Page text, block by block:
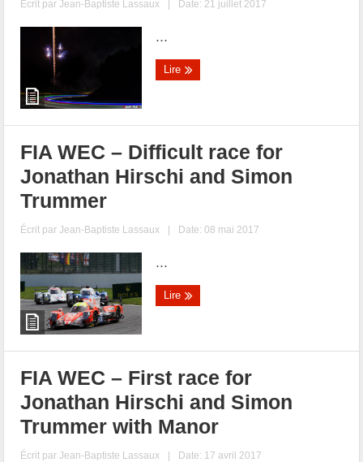
Écrit parJean-Baptiste Lassaux | Date: 21 juillet 2017
...
Lire
FIA WEC – Difficult race for
Jonathan Hirschi and Simon
Trummer
Écrit parJean-Baptiste Lassaux | Date: 08 mai 2017
...
Lire
FIA WEC – First race for
Jonathan Hirschi and Simon
Trummer with Manor
Écrit parJean-Baptiste Lassaux | Date: 17 avril 2017